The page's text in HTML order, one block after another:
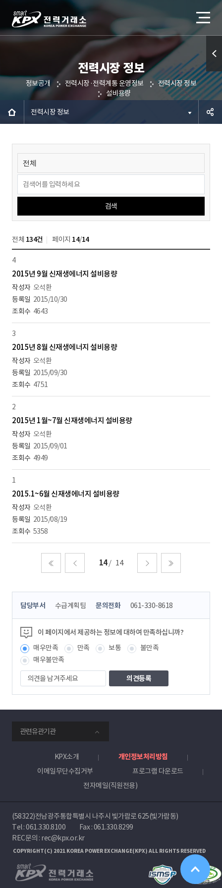
전력시장 정보
정보공개 전력시장·전력계통 운영정보
전력시장 정보
설비용량
전력시장 정보
검색
전체 134건 페이지 14/14
4
2015년 9월 신재생에너지 설비용량
오석환
2015/10/30
4643
3
2015년 8월 신재생에너지 설비용량
오석환
2015/09/30
4751
2
2015년 1월~7월 신재생에너지 설비용량
오석환
2015/09/01
4949
1
2015.1~6월 신재생에너지 설비용량
오석환
2015/08/19
5358
14 14
콘
츠
정
보
책
임
자
담당부서 수급계획팀 문의전화 061-330-8618
이 페이지에서 제공하는 정보에 대하여 만족하십니까?
매우만족
만족 보통
불만족
매우불만족
의
견
을
겨
주
세
요
관련유관기관
KPX소개
개인정보처리방침
이메일무단수집거부
프로그램 다운로드
전자메일(직원전용)
(58322)전남광주통합특별시 나주시 빛가람로 625(빛가람동)
Tel :061.330.8100
Fax : 061.330.8299
REC문의 : rec@kpx.or.kr
COPYRIGHT(C) 2021 KOREA POWER EXCHANGE(KPX) ALL RIGHTS RESERVED
퀵메
뉴 열
기